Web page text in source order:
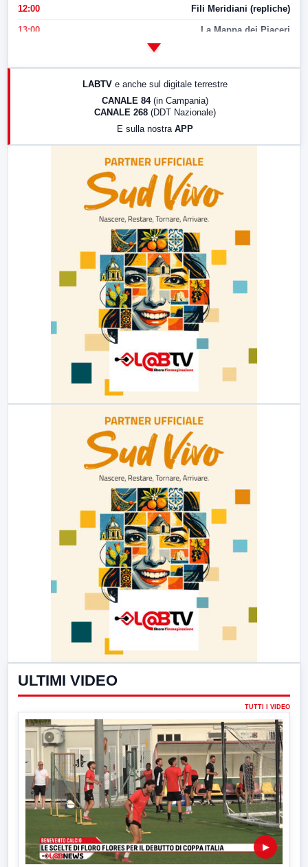
12:00 Fili Meridiani (repliche)
13:00 La Mappa dei Piaceri
LABTV e anche sul digitale terrestre
CANALE 84 (in Campania)
CANALE 268 (DDT Nazionale)
E sulla nostra APP
ULTIMI VIDEO
TUTTI I VIDEO
▶